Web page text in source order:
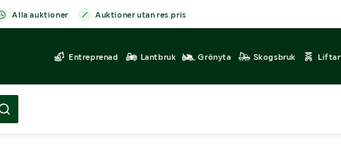
Alla auktioner Auktioner utan res.pris
Entreprenad Lantbruk Grönyta Skogsbruk Liftar